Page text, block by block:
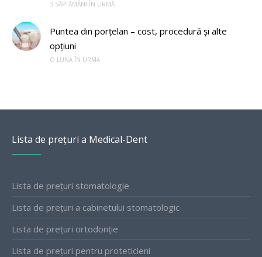
3 SĂPTĂMÂNI ÎN URMĂ
Puntea din porțelan – cost, procedură și alte
opțiuni
O LUNĂ ÎN URMĂ
Lista de prețuri a Medical-Dent
Lista de prețuri stomatologie
Lista de prețuri a cabinetului stomatologic
Lista de prețuri ortodonție
Lista de prețuri pentru proteticieni